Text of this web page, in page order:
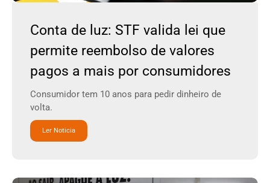
Conta de luz: STF valida lei que
permite reembolso de valores
pagos a mais por consumidores
Consumidor tem 10 anos para pedir dinheiro de
volta.
Ler Noticia